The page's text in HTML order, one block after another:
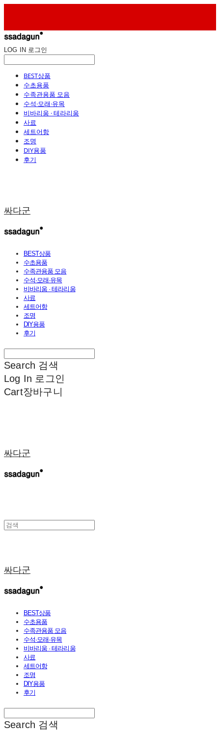
LOG IN 로그인
BEST상품
수초용품
수족관용품 모음
수석·모래·유목
비바리움 · 테라리움
사료
세트어항
조명
DIY용품
후기
싸다군
BEST상품
수초용품
수족관용품 모음
수석·모래·유목
비바리움 · 테라리움
사료
세트어항
조명
DIY용품
후기
Search 검색
Log In 로그인
Cart장바구니
싸다군
싸다군
BEST상품
수초용품
수족관용품 모음
수석·모래·유목
비바리움 · 테라리움
사료
세트어항
조명
DIY용품
후기
Search 검색